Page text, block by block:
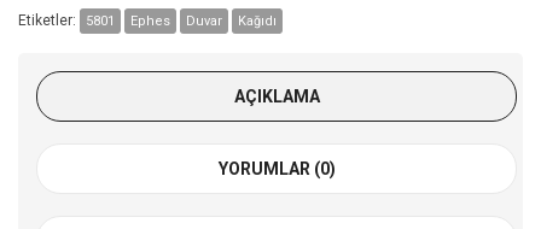
Etiketler: 5801 Ephes Duvar Kağıdı
AÇIKLAMA
YORUMLAR (0)